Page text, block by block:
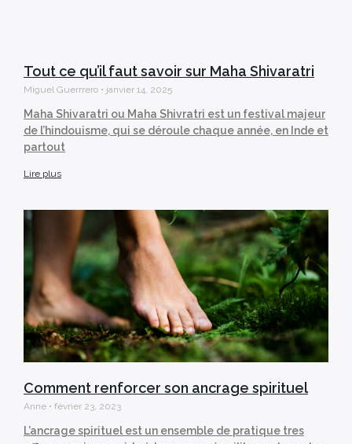
Tout ce qu’il faut savoir sur Maha Shivaratri
Miguel Guerrrero janvier 14, 2025
Maha Shivaratri ou Maha Shivratri est un festival majeur
de l’hindouisme, qui se déroule chaque année, en Inde et
partout
Lire plus
Comment renforcer son ancrage spirituel
Anne février 23, 2023
L’ancrage spirituel est un ensemble de pratique tres